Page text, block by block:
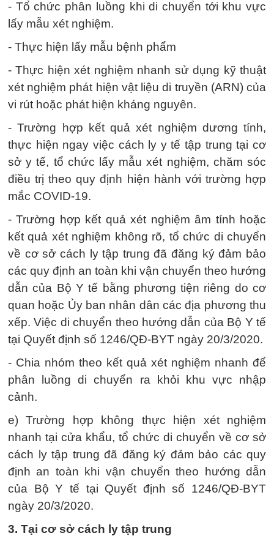
- Tổ chức phân luồng khi di chuyển tới khu vực
lấy mẫu xét nghiệm.
- Thực hiện lấy mẫu bệnh phẩm
- Thực hiện xét nghiệm nhanh sử dụng kỹ thuật
xét nghiệm phát hiện vật liệu di truyền (ARN) của
vi rút hoặc phát hiện kháng nguyên.
- Trường hợp kết quả xét nghiệm dương tính,
thực hiện ngay việc cách ly y tế tập trung tại cơ
sở y tế, tổ chức lấy mẫu xét nghiệm, chăm sóc
điều trị theo quy định hiện hành với trường hợp
mắc COVID-19.
- Trường hợp kết quả xét nghiệm âm tính hoặc
kết quả xét nghiệm không rõ, tổ chức di chuyển
về cơ sở cách ly tập trung đã đăng ký đảm bảo
các quy định an toàn khi vận chuyển theo hướng
dẫn của Bộ Y tế bằng phương tiện riêng do cơ
quan hoặc Ủy ban nhân dân các địa phương thu
xếp. Việc di chuyển theo hướng dẫn của Bộ Y tế
tại Quyết định số 1246/QĐ-BYT ngày 20/3/2020.
- Chia nhóm theo kết quả xét nghiệm nhanh để
phân luồng di chuyển ra khỏi khu vực nhập
cảnh.
e) Trường hợp không thực hiện xét nghiệm
nhanh tại cửa khẩu, tổ chức di chuyển về cơ sở
cách ly tập trung đã đăng ký đảm bảo các quy
định an toàn khi vận chuyển theo hướng dẫn
của Bộ Y tế tại Quyết định số 1246/QĐ-BYT
ngày 20/3/2020.
3. Tại cơ sở cách ly tập trung